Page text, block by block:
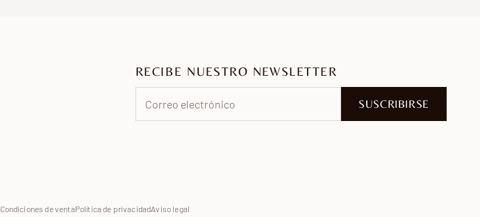
RECIBE NUESTRO NEWSLETTER
SUSCRIBIRSE
Condiciones de ventaPolítica de privacidadAviso legal